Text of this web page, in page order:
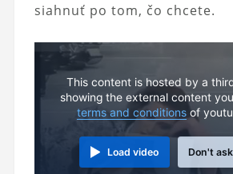
siahnuť po tom, čo chcete.
This content is hosted by a
showing the external content
terms and conditions of
Load video Don't